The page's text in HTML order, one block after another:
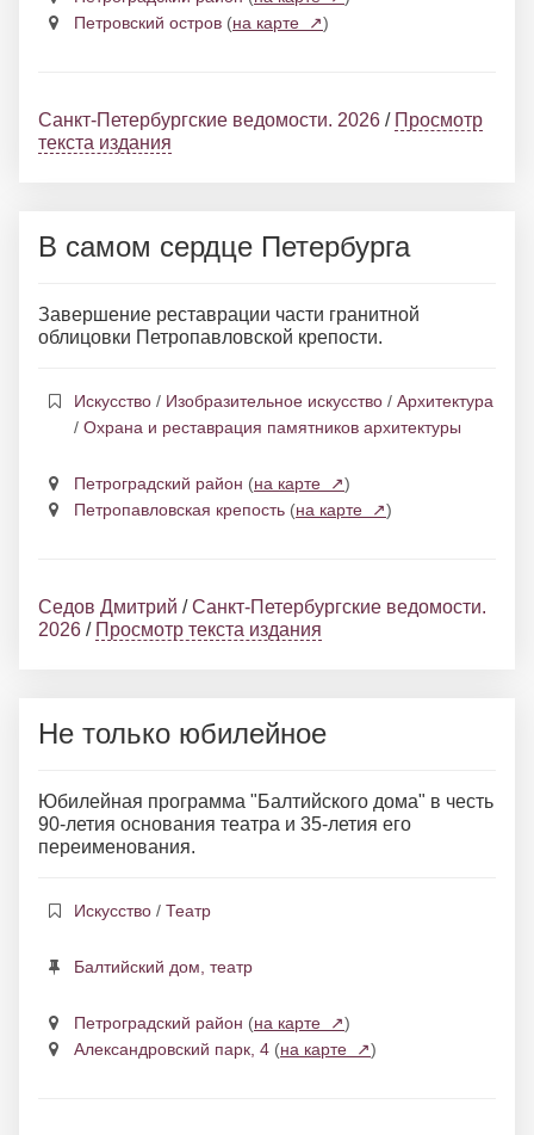
Петровский остров (на карте ↗)
Санкт-Петербургские ведомости. 2026 / Просмотр
текста издания
В самом сердце Петербурга
Завершение реставрации части гранитной
облицовки Петропавловской крепости.
Искусство / Изобразительное искусство / Архитектура
/ Охрана и реставрация памятников архитектуры
Петроградский район (на карте ↗)
Петропавловская крепость (на карте ↗)
Седов Дмитрий / Санкт-Петербургские ведомости.
2026 / Просмотр текста издания
Не только юбилейное
Юбилейная программа "Балтийского дома" в честь
90-летия основания театра и 35-летия его
переименования.
Искусство / Театр
Балтийский дом, театр
Петроградский район (на карте ↗)
Александровский парк, 4 (на карте ↗)